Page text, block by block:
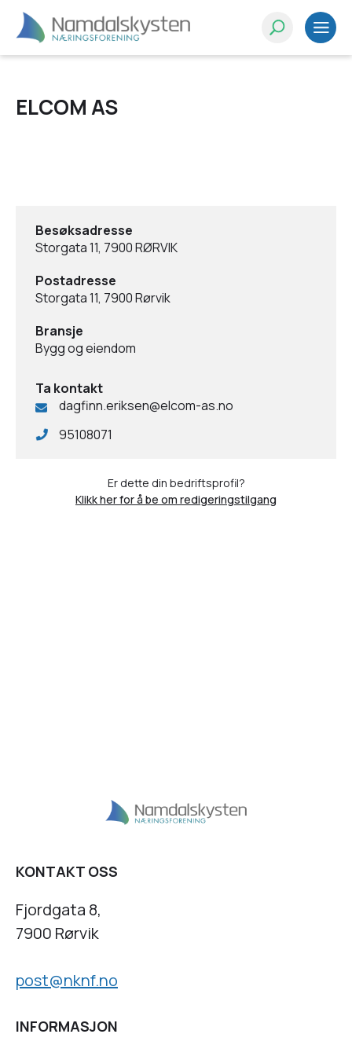
ELCOM AS
Besøksadresse
Storgata 11, 7900 RØRVIK
Postadresse
Storgata 11, 7900 Rørvik
Bransje
Bygg og eiendom
Ta kontakt
dagfinn.eriksen@elcom-as.no
95108071
Er dette din bedriftsprofil?
Klikk her for å be om redigeringstilgang
KONTAKT OSS
Fjordgata 8,
7900 Rørvik
post@nknf.no
INFORMASJON